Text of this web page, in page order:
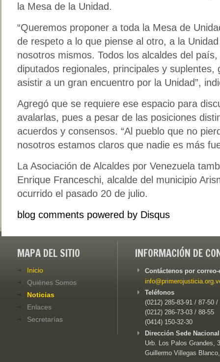
la Mesa de la Unidad.
“Queremos proponer a toda la Mesa de
de respeto a lo que piense al otro, a la
nosotros mismos. Todos los alcaldes del
diputados regionales, principales y suplentes,
asistir a un gran encuentro por la Unidad”,
Agregó que se requiere ese espacio para
avalarlas, pues a pesar de las posiciones
acuerdos y consensos. “Al pueblo que no
nosotros estamos claros que nadie es más
La Asociación de Alcaldes por Venezuela
Enrique Franceschi, alcalde del municipio
ocurrido el pasado 20 de julio.
blog comments powered by Disqus
MAPA DEL SITIO
Inicio
Quiénes Somos
Noticias
Enlaces
Secretarías
INFORMACIÓN DE
Contáctenos por
Teléfonos
(0212) 285-83-91 / 87-50 /
(0212) 286-73-03 / 88-55
(0414) 150-32-30
Dirección Sede
Urb. Los Palos Grandes,
Guillermo Villegas